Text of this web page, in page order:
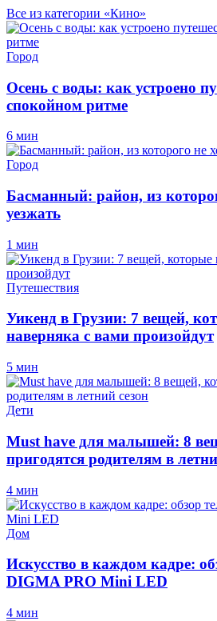
Все из категории «Кино»
Город
Осень с воды: как устроено
спокойном ритме
6 мин
Город
Басманный: район, из
уезжать
1 мин
Путешествия
Уикенд в Грузии: 7 вещей,
наверняка с вами произойдут
5 мин
Дети
Must have для малышей: 8
пригодятся родителям в
4 мин
Дом
Искусство в каждом кадре:
DIGMA PRO Mini LED
4 мин